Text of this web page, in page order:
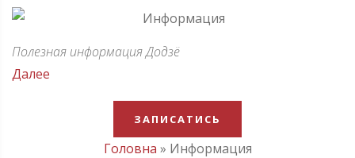
Полезная информация Додзё
Далее
ЗАПИСАТИСЬ
Головна » Информация